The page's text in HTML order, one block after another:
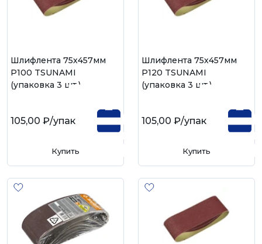
Шлифлента 75х457мм
Р100 TSUNAMI
(упаковка 3 шт.)
105,00 ₽/упак
Купить
Шлифлента 75х457мм
Р120 TSUNAMI
(упаковка 3 шт.)
105,00 ₽/упак
Купить